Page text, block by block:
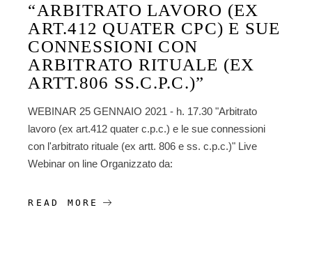
“ARBITRATO LAVORO (EX
ART.412 QUATER CPC) E SUE
CONNESSIONI CON
ARBITRATO RITUALE (EX
ARTT.806 SS.C.P.C.)”
WEBINAR 25 GENNAIO 2021 - h. 17.30 "Arbitrato
lavoro (ex art.412 quater c.p.c.) e le sue connessioni
con l'arbitrato rituale (ex artt. 806 e ss. c.p.c.)" Live
Webinar on line Organizzato da:
READ MORE